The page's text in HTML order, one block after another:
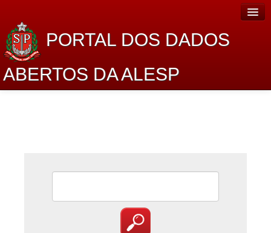
PORTAL DOS DADOS
ABERTOS DA ALESP
Lei de Acesso à Informação